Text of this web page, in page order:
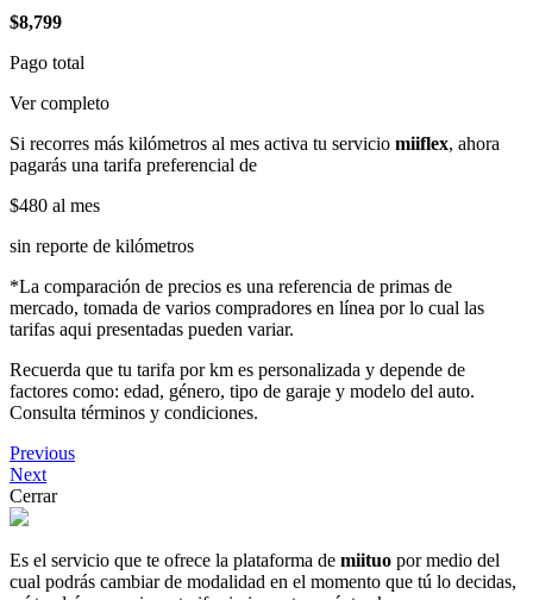
$8,799
Pago total
Ver completo
Si recorres más kilómetros al mes activa tu servicio miiflex, ahora
pagarás una tarifa preferencial de
$480 al mes
sin reporte de kilómetros
*La comparación de precios es una referencia de primas de
mercado, tomada de varios compradores en línea por lo cual las
tarifas aqui presentadas pueden variar.
Recuerda que tu tarifa por km es personalizada y depende de
factores como: edad, género, tipo de garaje y modelo del auto.
Consulta términos y condiciones.
Previous
Next
Cerrar
Es el servicio que te ofrece la plataforma de miituo por medio del
cual podrás cambiar de modalidad en el momento que tú lo decidas,